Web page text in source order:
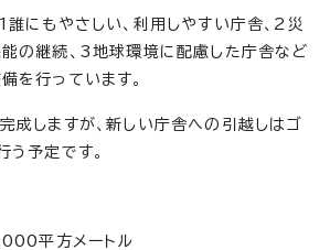
にもやさしい、利用しやすい庁舎、2災
の継続、3地球環境に配慮した庁舎など
を行っています。
成しますが、新しい庁舎への引越しはゴ
う予定です。
平方メートル